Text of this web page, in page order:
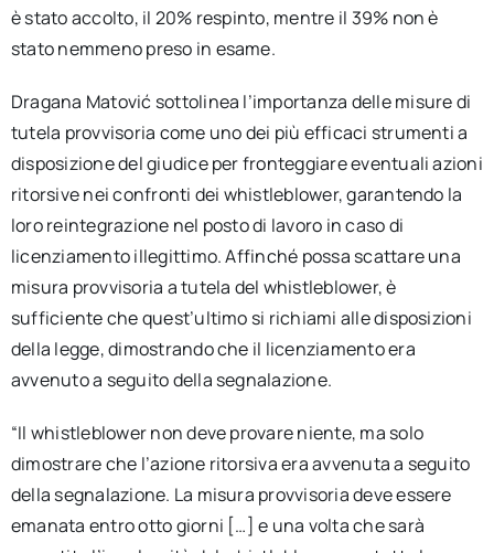
è stato accolto, il 20% respinto, mentre il 39% non è
stato nemmeno preso in esame.
Dragana Matović sottolinea l’importanza delle misure di
tutela provvisoria come uno dei più efficaci strumenti a
disposizione del giudice per fronteggiare eventuali azioni
ritorsive nei confronti dei whistleblower, garantendo la
loro reintegrazione nel posto di lavoro in caso di
licenziamento illegittimo. Affinché possa scattare una
misura provvisoria a tutela del whistleblower, è
sufficiente che quest’ultimo si richiami alle disposizioni
della legge, dimostrando che il licenziamento era
avvenuto a seguito della segnalazione.
“Il whistleblower non deve provare niente, ma solo
dimostrare che l’azione ritorsiva era avvenuta a seguito
della segnalazione. La misura provvisoria deve essere
emanata entro otto giorni […] e una volta che sarà